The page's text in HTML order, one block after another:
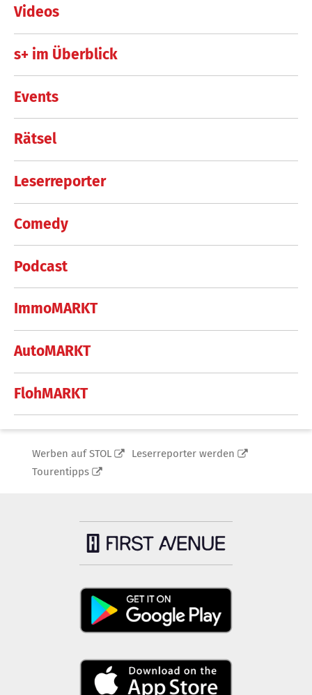
Videos
s+ im Überblick
Events
Rätsel
Leserreporter
Comedy
Podcast
ImmoMARKT
AutoMARKT
FlohMARKT
Werben auf STOL
Leserreporter werden
Tourentipps